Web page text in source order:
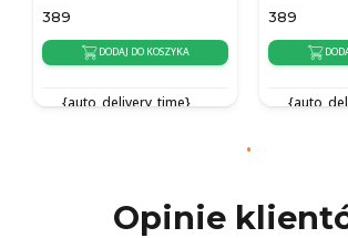
389
DODAJ DO KOSZYKA
{auto_delivery_time}
389
Opinie